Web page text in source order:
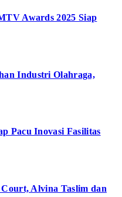
Awards 2025 Siap
Industri Olahraga,
Pacu Inovasi Fasilitas
Alvina Taslim dan